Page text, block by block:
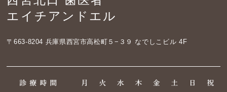
エイチアンドエル
〒663-8204 兵庫県西宮市高松町５−３９ なでしこビル 4F